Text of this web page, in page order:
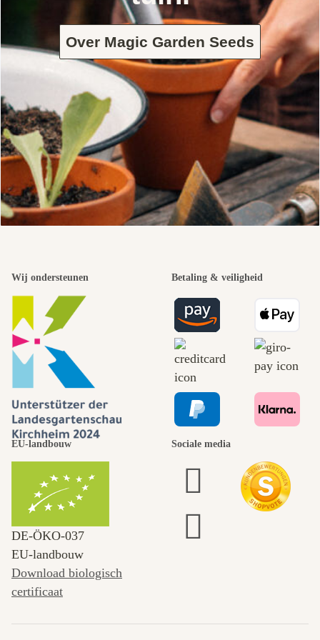
Over Magic Garden Seeds
Wij ondersteunen Betaling & veiligheid
EU-landbouw
DE‑ÖKO‑037
EU-landbouw
Download biologisch
certificaat
Sociale media